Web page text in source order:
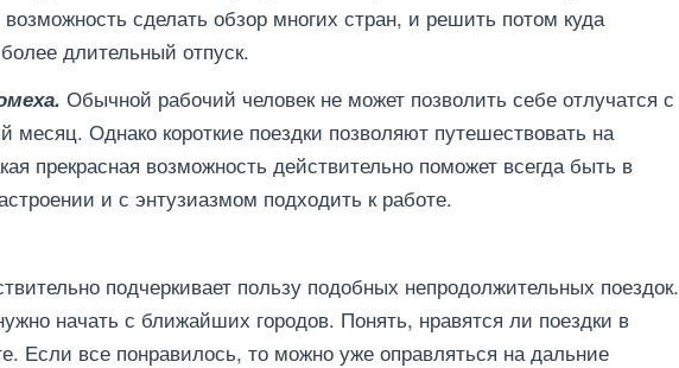
сделать обзор многих стран, и решить потом куда
длительный отпуск.
Обычной рабочий человек не может позволить себе отлучатся с
месяц. Однако короткие поездки позволяют путешествовать на
прекрасная возможность действительно поможет всегда быть в
и с энтузиазмом подходить к работе.
подчеркивает пользу подобных непродолжительных поездок.
начать с ближайших городов. Понять, нравятся ли поездки в
Если все понравилось, то можно уже оправляться на дальние